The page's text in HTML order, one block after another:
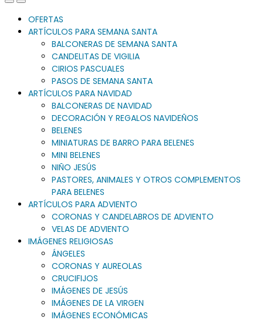
Previous
Slide
Next
Slide
OFERTAS
ARTÍCULOS PARA SEMANA SANTA
BALCONERAS DE SEMANA SANTA
CANDELITAS DE VIGILIA
CIRIOS PASCUALES
PASOS DE SEMANA SANTA
ARTÍCULOS PARA NAVIDAD
BALCONERAS DE NAVIDAD
DECORACIÓN Y REGALOS NAVIDEÑOS
BELENES
MINIATURAS DE BARRO PARA BELENES
MINI BELENES
NIÑO JESÚS
PASTORES, ANIMALES Y OTROS COMPLEMENTOS
PARA BELENES
ARTÍCULOS PARA ADVIENTO
CORONAS Y CANDELABROS DE ADVIENTO
VELAS DE ADVIENTO
IMÁGENES RELIGIOSAS
ÁNGELES
CORONAS Y AUREOLAS
CRUCIFIJOS
IMÁGENES DE JESÚS
IMÁGENES DE LA VIRGEN
IMÁGENES ECONÓMICAS